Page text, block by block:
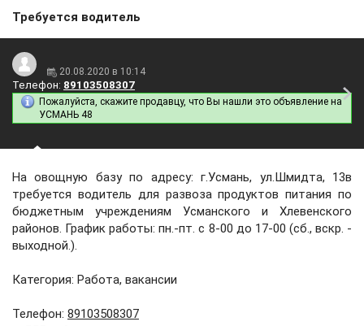
Требуется водитель
20.08.2020 в 10:14
Телефон: 89103508307
Пожалуйста, скажите продавцу, что Вы нашли это объявление на
УСМАНЬ 48
На овощную базу по адресу: г.Усмань, ул.Шмидта, 13в
требуется водитель для развоза продуктов питания по
бюджетным учреждениям Усманского и Хлевенского
районов. График работы: пн.-пт. с 8-00 до 17-00 (сб., вскр. -
выходной.).
Категория: Работа, вакансии
Телефон: 89103508307